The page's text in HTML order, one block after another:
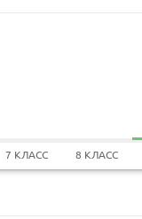
7 КЛАСС 8 КЛАСС